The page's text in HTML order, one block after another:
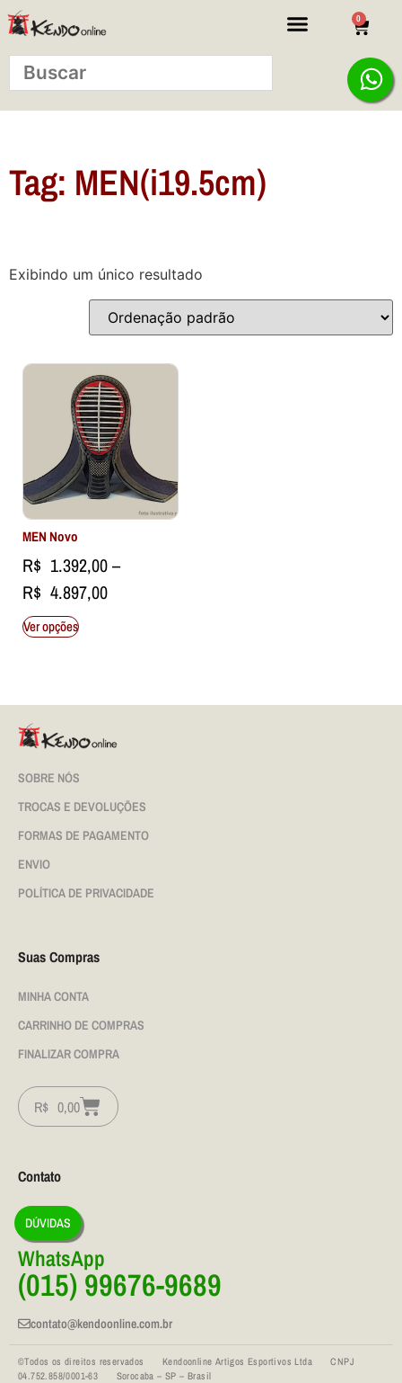
0
Tag: MEN(i19.5cm)
Exibindo um único resultado
MEN Novo
R$ 1.392,00–
R$ 4.897,00
Ver opções
SOBRE NÓS
TROCAS E DEVOLUÇÕES
FORMAS DE PAGAMENTO
ENVIO
POLÍTICA DE PRIVACIDADE
Suas Compras
MINHA CONTA
CARRINHO DE COMPRAS
FINALIZAR COMPRA
R$ 0,00
Contato
DÚVIDAS
WhatsApp
(015) 99676-9689
contato@kendoonline.com.br
©Todos os direitos reservados Kendoonline Artigos Esportivos Ltda CNPJ
04.752.858/0001-63 Sorocaba – SP – Brasil